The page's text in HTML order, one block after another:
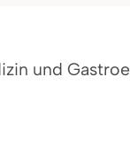
und